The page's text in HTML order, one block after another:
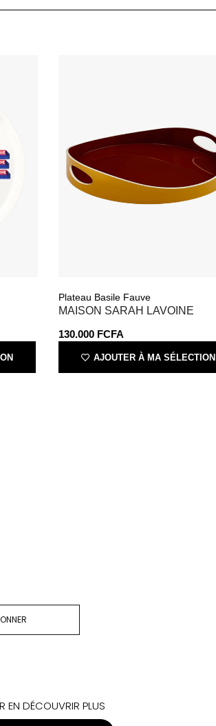
Plateau Basile Fauve
MAISON SARAH LAVOINE
130.000 FCFA
AJOUTER À MA SÉLECTION
EN DÉCOUVRIR PLUS